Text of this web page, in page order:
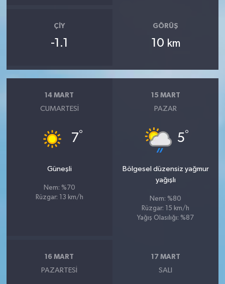
ÇIY
-1.1
GÖRÜŞ
10 km
14 MART
CUMARTESI
7°
Güneşli
Nem: %70
Rüzgar: 13 km/h
15 MART
PAZAR
5°
Bölgesel düzensiz yağmur
yağışlı
Nem: %80
Rüzgar: 15 km/h
Yağış Olasılığı: %87
16 MART
PAZARTESI
17 MART
SALI